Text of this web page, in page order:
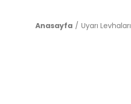
Anasayfa Uyarı Levhaları